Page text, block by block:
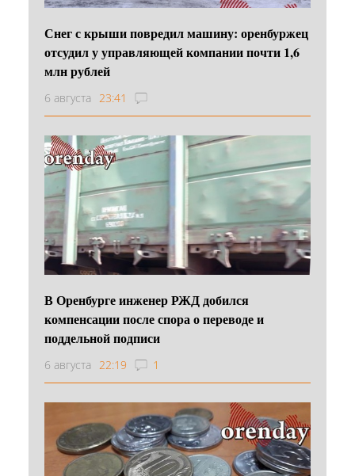
Снег с крыши повредил машину: оренбуржец
отсудил у управляющей компании почти 1,6
млн рублей
6 августа 23:41
В Оренбурге инженер РЖД добился
компенсации после спора о переводе и
поддельной подписи
6 августа 22:19 1